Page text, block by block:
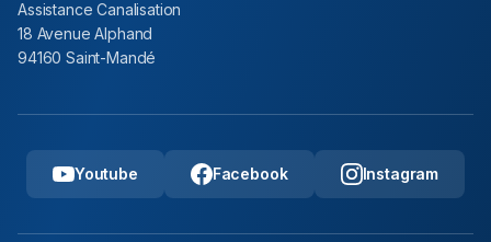
Assistance Canalisation
18 Avenue Alphand
94160 Saint-Mandé
Youtube Facebook Instagram